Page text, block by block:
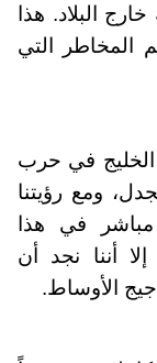
البلاد. هذا
التي
الخليج في حرب
ومع رؤيتنا
في هذا
أننا نجد أن
الأوساط.